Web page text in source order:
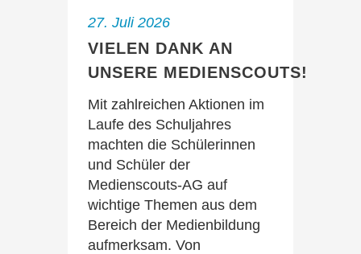
27. Juli 2026
VIELEN DANK AN
UNSERE MEDIENSCOUTS!
Mit zahlreichen Aktionen im
Laufe des Schuljahres
machten die Schülerinnen
und Schüler der
Medienscouts-AG auf
wichtige Themen aus dem
Bereich der Medienbildung
aufmerksam. Von